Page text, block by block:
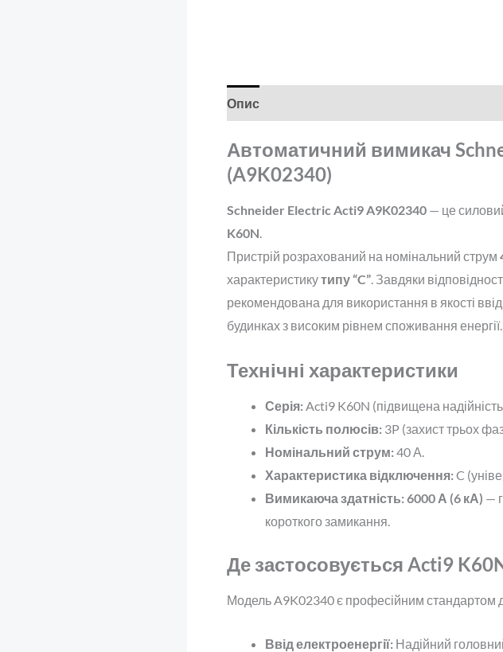
Опис
Автоматичний вимикач
(A9K02340)
Schneider Electric Acti9 A9K02340— це
K60N.
Пристрій розрахований на номінальний струм
характеристикутипу “C”. Завдяки
рекомендована для використання в якості
будинках з високим рівнем споживання енергії.
Технічні характеристики
Серія: Acti9 K60N (підвищена надійність
Кількість полюсів: 3P (захист трьох
Номінальний струм: 40 А.
Характеристика відключення: C
Вимикаюча здатність: 6000 А (6 кА) —
короткого замикання.
Де застосовується Acti9
Модель A9K02340 є професійним стандартом
Ввід електроенергії: Надійний